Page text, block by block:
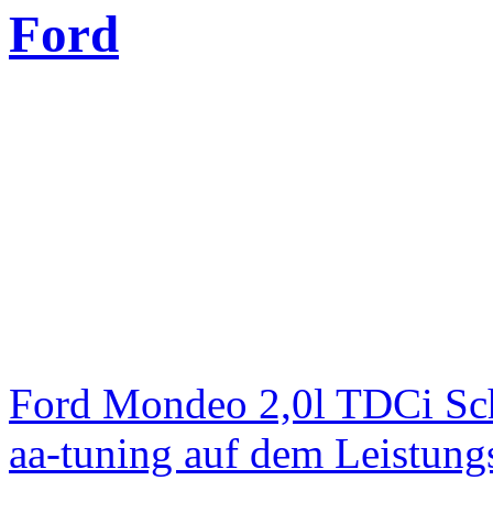
Ford
Ford Mondeo 2,0l TDCi
aa-tuning auf dem